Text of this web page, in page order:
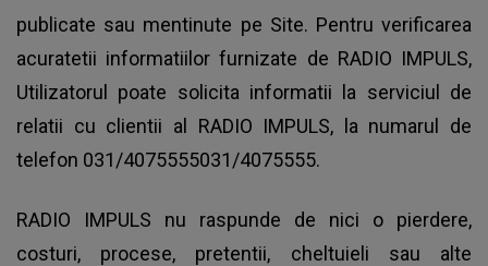
publicate sau mentinute pe Site. Pentru verificarea
acuratetii informatiilor furnizate de RADIO IMPULS,
Utilizatorul poate solicita informatii la serviciul de
relatii cu clientii al RADIO IMPULS, la numarul de
telefon 031/4075555031/4075555.
RADIO IMPULS nu raspunde de nici o pierdere,
costuri, procese, pretentii, cheltuieli sau alte